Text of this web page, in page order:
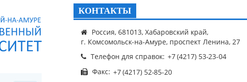
КОНТАКТЫ
Россия, 681013, Хабаровский край,
г. Комсомольск-на-Амуре, проспект Ленина, 27
Телефон для справок:
Факс: